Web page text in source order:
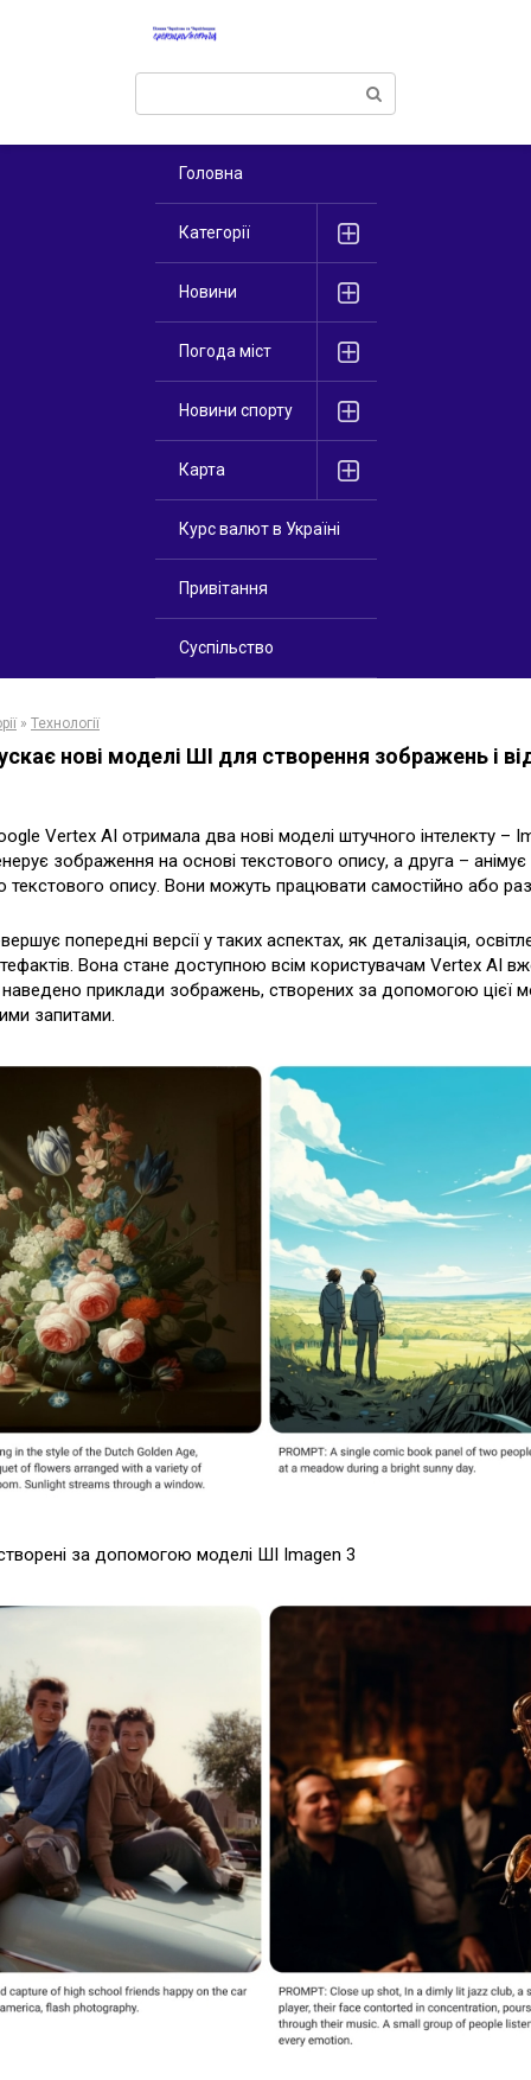
Поиск:
Головна
Категорії
Новини
Погода міст
Новини спорту
Карта
Курс валют в Україні
Привітання
Суспільство
» Технології
нові моделі ШІ для створення зображень і
Vertex AI отримала два нові моделі штучного інтелекту –
зображення на основі текстового опису, а друга –
опису. Вони можуть працювати самостійно або
попередні версії у таких аспектах, як деталізація,
Вона стане доступною всім користувачам Vertex AI
приклади зображень, створених за допомогою цієї
запитами.
за допомогою моделі ШІ Imagen 3